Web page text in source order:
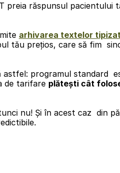
preia răspunsul pacientului
arhivarea textelor
tău prețios, care să fim
de tarifare plătești cât